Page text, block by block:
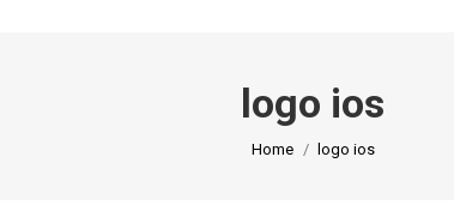
logo ios
You are here:
Home logo ios